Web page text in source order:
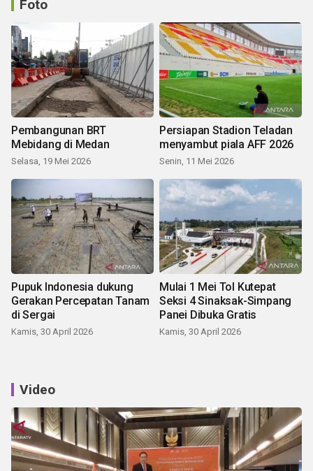
Foto
Pembangunan BRT
Mebidang di Medan
Selasa, 19 Mei 2026
Persiapan Stadion Teladan
menyambut piala AFF 2026
Senin, 11 Mei 2026
Pupuk Indonesia dukung
Gerakan Percepatan Tanam
di Sergai
Kamis, 30 April 2026
Mulai 1 Mei Tol Kutepat
Seksi 4 Sinaksak-Simpang
Panei Dibuka Gratis
Kamis, 30 April 2026
Video